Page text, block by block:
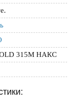
315M НАКС